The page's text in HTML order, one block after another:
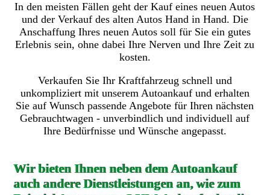
In den meisten Fällen geht der Kauf eines neuen Autos
und der Verkauf des alten Autos Hand in Hand. Die
Anschaffung Ihres neuen Autos soll für Sie ein gutes
Erlebnis sein, ohne dabei Ihre Nerven und Ihre Zeit zu
kosten.
Verkaufen Sie Ihr Kraftfahrzeug schnell und
unkompliziert mit unserem Autoankauf und erhalten
Sie auf Wunsch passende Angebote für Ihren nächsten
Gebrauchtwagen - unverbindlich und individuell auf
Ihre Bedürfnisse und Wünsche angepasst.
Wir bieten Ihnen neben dem Autoankauf
auch andere Dienstleistungen an, wie zum